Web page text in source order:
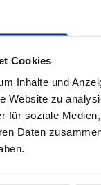
Cookies
Inhalte und
Website zu
für soziale
Daten
Delivery cost